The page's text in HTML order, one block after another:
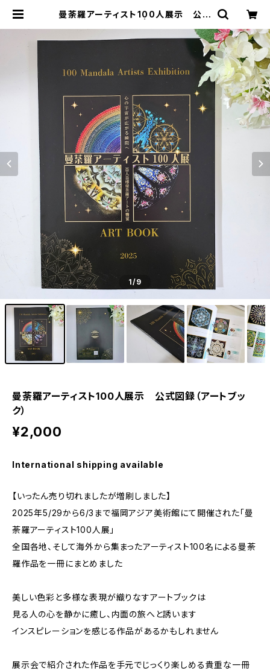
曼荼羅アーティスト100人展示 公式
1/9
曼荼羅アーティスト100人展示 公式図録（アートブッ
ク）
¥2,000
International shipping available
【いったん売り切れましたが増刷しました】
2025年5/29から6/3まで福岡アジア美術館にて開催された「曼
荼羅アーティスト100人展」
全国各地、そして海外から集まったアーティスト100名による曼荼
羅作品を一冊にまとめました
美しい色彩と多様な表現が織りなすアートブックは
見る人の心を静かに癒し、内面の旅へと誘います
インスピレーションを感じる作品があるかもしれません
展示会で紹介された作品を手元でじっくり楽しめる貴重な一冊